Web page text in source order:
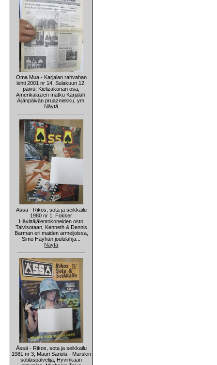
Oma Mua - Karjalan rahvahan
lehti 2001 nr 14, Sulakuun 12.
päivü; Kielizakonan osa,
Amerikalazien matku Karjalah,
Äijänpäivän pruazniekku, ym.
Näytä
Ässä - Rikos, sota ja seikkailu
1980 nr 1, Fokker
Hävittäjälentokoneiden osto
Talvisotaan, Kenneth & Dennis
Barman eri maiden armeijoissa,
Simo Häyhän joululahja...
Näytä
Ässä - Rikos, sota ja seikkailu
1981 nr 3, Mauri Sariola - Marskin
sotilaspalvelija, Hyvinkään